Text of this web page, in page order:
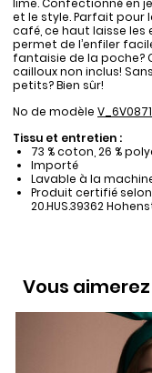
lime. Confectionné en
et le style. Parfait pour
café, ce haut laisse les
permet de l’enfiler
fantaisie de la poche?
cailloux non inclus!
petits? Bien sûr!
No de modèle
Tissu et entretien :
73 % coton, 26 %
Importé
Lavable à la
Produit certifié selon
20.HUS.39362
Vous